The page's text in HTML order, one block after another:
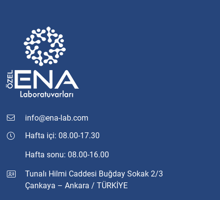
info@ena-lab.com
Hafta içi: 08.00-17.30
Hafta sonu: 08.00-16.00
Tunalı Hilmi Caddesi Buğday Sokak 2/3
Çankaya – Ankara / TÜRKİYE